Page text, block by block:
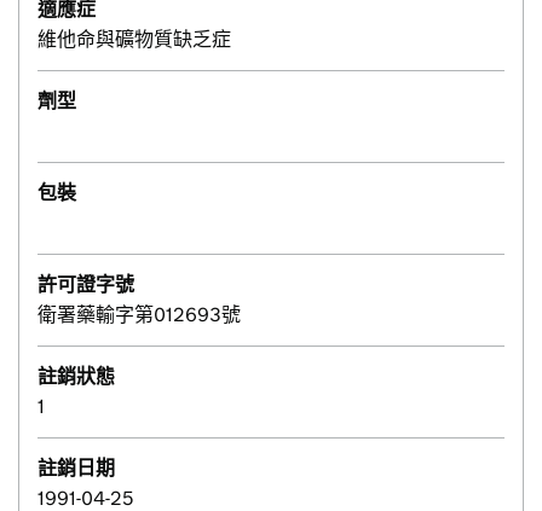
適應症
維他命與礦物質缺乏症
劑型
包裝
許可證字號
衛署藥輸字第012693號
註銷狀態
1
註銷日期
1991-04-25